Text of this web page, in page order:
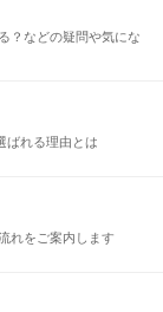
？などの疑問や気にな
ばれる理由とは
れをご案内します